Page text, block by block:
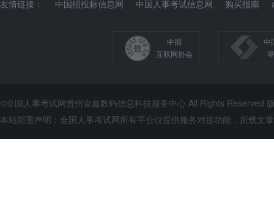
友情链接： 中国招投标信息网 中国人事考试信息网 购买指南
中国
互联网协会
中
©全国人事考试网贵州金鑫数码信息科技服务中心 All Rights Reserved
本站郑重声明：全国人事考试网所有平台仅提供服务对接功能，所载文